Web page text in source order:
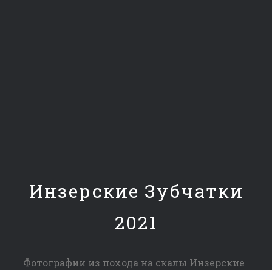
Инзерские Зубчатки
2021
Фотографии из похода на скалы Инзерские